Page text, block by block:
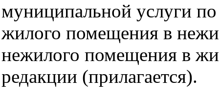
муниципальной услуги
жилого помещения в
нежилого помещения в
редакции (прилагается).